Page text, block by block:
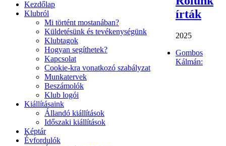
Kezdőlap
Klubról
Mi történt mostanában?
Küldetésünk és tevékenységünk
Klubtagok
Hogyan segíthetek?
Kapcsolat
Cookie-kra vonatkozó szabályzat
Munkatervek
Beszámolók
Klub logói
Kiállításaink
Állandó kiállítások
Időszaki kiállítások
Képtár
Évfordulók
írták
2025
Gombos
Kálmán: